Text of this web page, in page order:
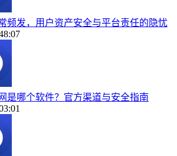
频发，用户资产安全与平台责任的隐忧
是哪个软件？官方渠道与安全指南